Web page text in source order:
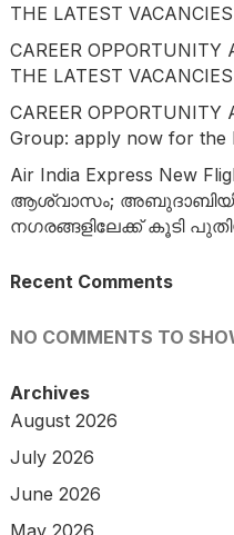
THE LATEST VACANCIES
CAREER OPPORTUNITY
THE LATEST VACANCIES
CAREER OPPORTUNITY
Group: apply now for the
Air India Express New
ആശ്വാസം;
നഗരങ്ങളിലേക്ക് കൂടി
Recent Comments
NO COMMENTS TO
Archives
August 2026
July 2026
June 2026
May 2026